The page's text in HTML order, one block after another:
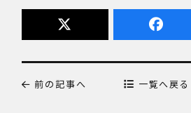
前の記事へ 一覧へ戻る